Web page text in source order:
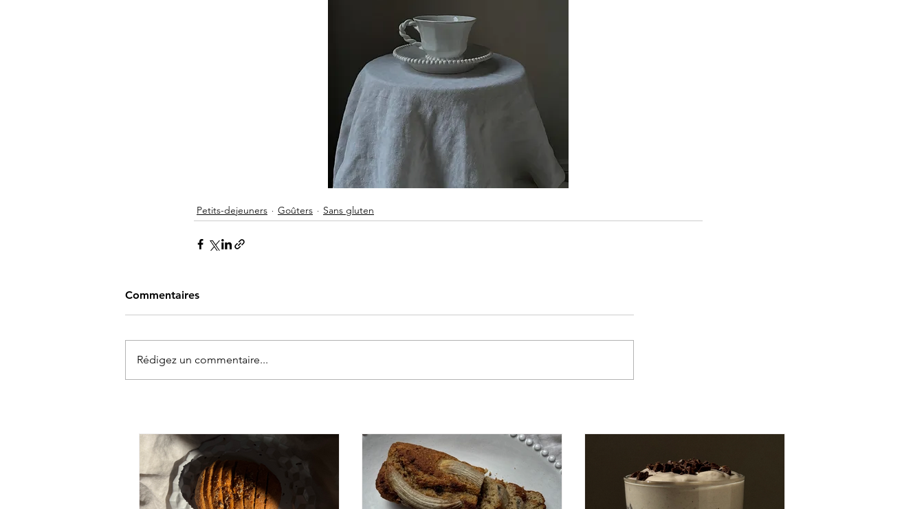
Petits-dejeuners Goûters Sans gluten
Commentaires
Rédigez un commentaire...